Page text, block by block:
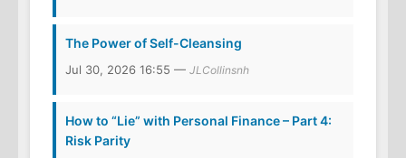
The Power of Self-Cleansing
Jul 30, 2026 16:55 — JLCollinsnh
How to “Lie” with Personal Finance – Part 4:
Risk Parity